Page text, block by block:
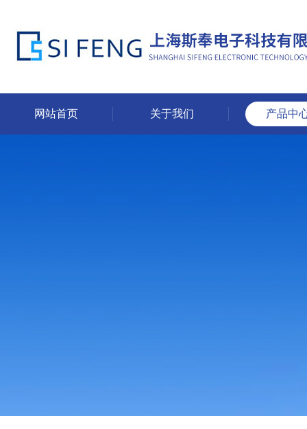
网站首页 关于我们 产品中